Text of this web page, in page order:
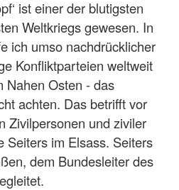
ist einer der blutigsten
Weltkriegs gewesen. In
ich umso nachdrücklicher
Konfliktparteien weltweit
Nahen Osten - das
achten. Das betrifft vor
Zivilpersonen und ziviler
Seiters im Elsass. Seiters
dem Bundesleiter des